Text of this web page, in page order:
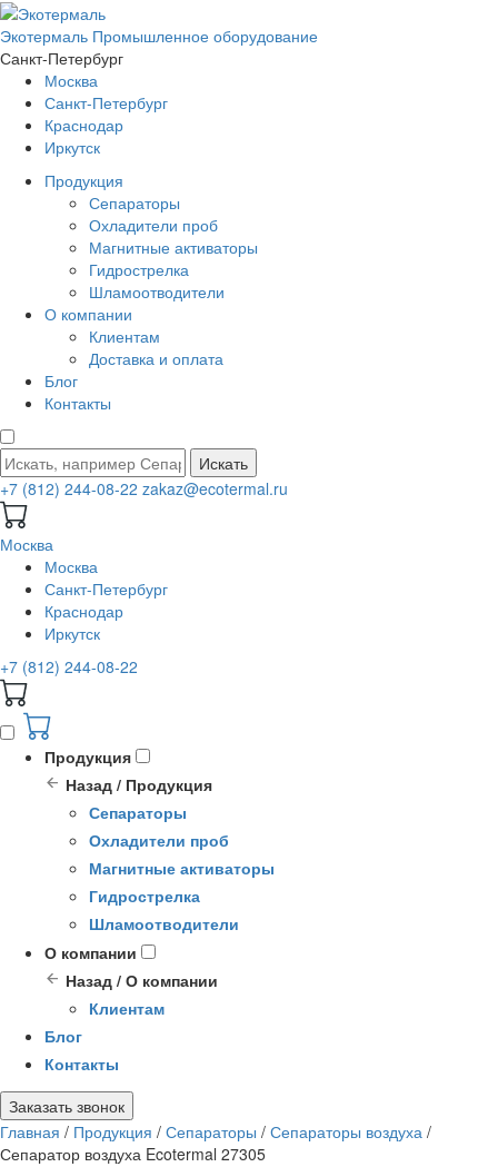
Экотермаль Промышленное оборудование
Санкт-Петербург
Москва
Санкт-Петербург
Краснодар
Иркутск
Продукция
Сепараторы
Охладители проб
Магнитные активаторы
Гидрострелка
Шламоотводители
О компании
Клиентам
Доставка и оплата
Блог
Контакты
Искать
+7 (812) 244-08-22 zakaz@ecotermal.ru
Москва
Москва
Санкт-Петербург
Краснодар
Иркутск
+7 (812) 244-08-22
Продукция
Назад / Продукция
Сепараторы
Охладители проб
Магнитные активаторы
Гидрострелка
Шламоотводители
О компании
Назад / О компании
Клиентам
Блог
Контакты
Заказать звонок
Главная / Продукция / Сепараторы / Сепараторы воздуха /
Сепаратор воздуха Ecotermal 27305